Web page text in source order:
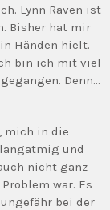
Lynn Raven ist
Bisher hat mir
Händen hielt.
bin ich mit viel
Denn…
mich in die
und
nicht ganz
war. Es
bei der